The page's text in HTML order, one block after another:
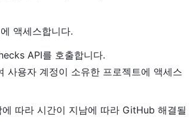
액세스합니다.
API를 호출합니다.
용자 계정이 소유한 프로젝트에 액세스
따라 시간이 지남에 따라 GitHub 해결될